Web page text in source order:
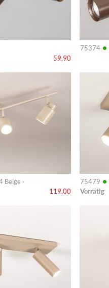
59,90
75374 •
Beige ·
119,00
75479 •
Vorrätig
Info